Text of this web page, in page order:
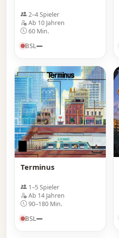
2–4 Spieler
Ab 10 Jahren
60 Min.
BSL —
Terminus
1–5 Spieler
Ab 14 Jahren
90–180 Min.
BSL —